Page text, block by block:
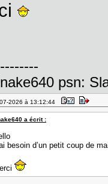
psn:
2026 à 13:12:44
a écrit :
besoin d’un petit coup de